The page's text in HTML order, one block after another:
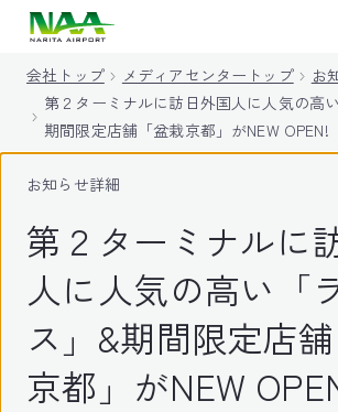
会社トップ メディアセンタートップ
お
第２ターミナルに訪日外国人に人気の高
期間限定店舗「盆栽京都」がNEW OPEN!
お知らせ詳細
第２ターミナルに
人に人気の高い「
ス」&期間限定店
京都」がNEW